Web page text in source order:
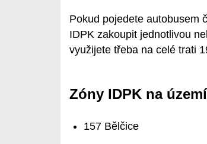
Pokud pojedete autobusem
IDPK zakoupit jednotlivou
využijete třeba na celé trati
Zóny IDPK na
157 Bělčice